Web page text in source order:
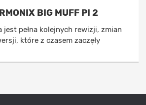
BIG MUFF PI 2
jest pełna kolejnych rewizji, zmian
które z czasem zaczęły